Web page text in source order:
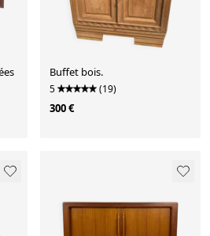
Buffet bois.
5 (19)
300 €